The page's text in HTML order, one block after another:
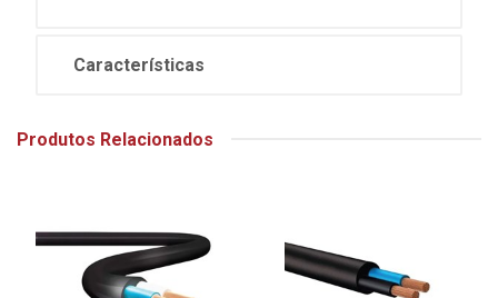
Características
Produtos Relacionados